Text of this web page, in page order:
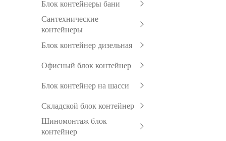
Блок контейнеры бани
Сантехнические
контейнеры
Блок контейнер дизельная
Офисный блок контейнер
Блок контейнер на шасси
Складской блок контейнер
Шиномонтаж блок
контейнер